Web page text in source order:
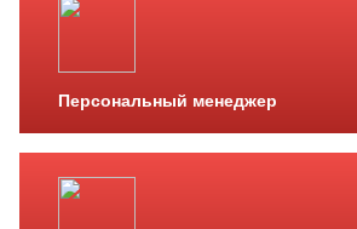
Персональный менеджер